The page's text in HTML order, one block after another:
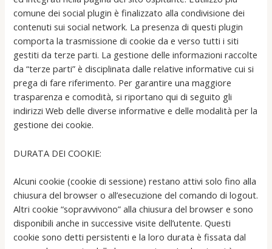
comune dei social plugin è finalizzato alla condivisione dei
contenuti sui social network. La presenza di questi plugin
comporta la trasmissione di cookie da e verso tutti i siti
gestiti da terze parti. La gestione delle informazioni raccolte
da “terze parti” è disciplinata dalle relative informative cui si
prega di fare riferimento. Per garantire una maggiore
trasparenza e comodità, si riportano qui di seguito gli
indirizzi Web delle diverse informative e delle modalità per la
gestione dei cookie.
DURATA DEI COOKIE:
Alcuni cookie (cookie di sessione) restano attivi solo fino alla
chiusura del browser o all’esecuzione del comando di logout.
Altri cookie “sopravvivono” alla chiusura del browser e sono
disponibili anche in successive visite dell’utente. Questi
cookie sono detti persistenti e la loro durata è fissata dal